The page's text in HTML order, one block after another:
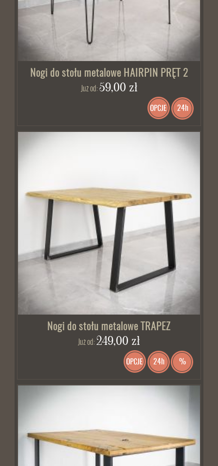
Nogi do stołu metalowe HAIRPIN PRĘT 2
Już od: 59,00 zł
24h
Nogi do stołu metalowe TRAPEZ
Już od:249,00 zł
24h %